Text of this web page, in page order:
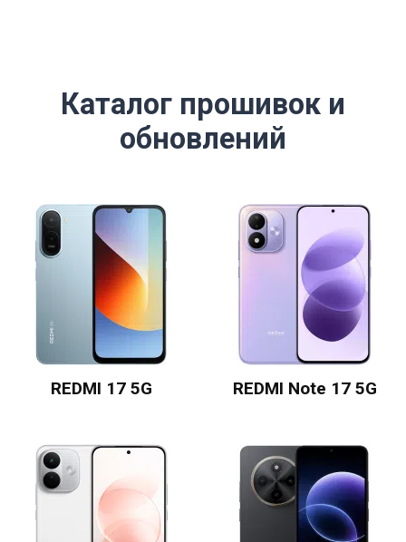
Каталог прошивок и
обновлений
REDMI 17 5G REDMI Note 17 5G